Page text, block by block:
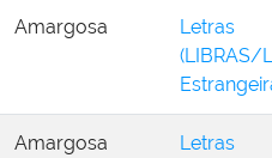
Amargosa
Letras
(LIBRAS/
Amargosa
Letras